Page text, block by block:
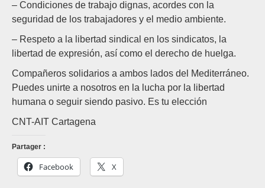
– Condiciones de trabajo dignas, acordes con la
seguridad de los trabajadores y el medio ambiente.
– Respeto a la libertad sindical en los sindicatos, la
libertad de expresión, así como el derecho de huelga.
Compañeros solidarios a ambos lados del Mediterráneo.
Puedes unirte a nosotros en la lucha por la libertad
humana o seguir siendo pasivo. Es tu elección
CNT-AIT Cartagena
Partager :
Facebook X